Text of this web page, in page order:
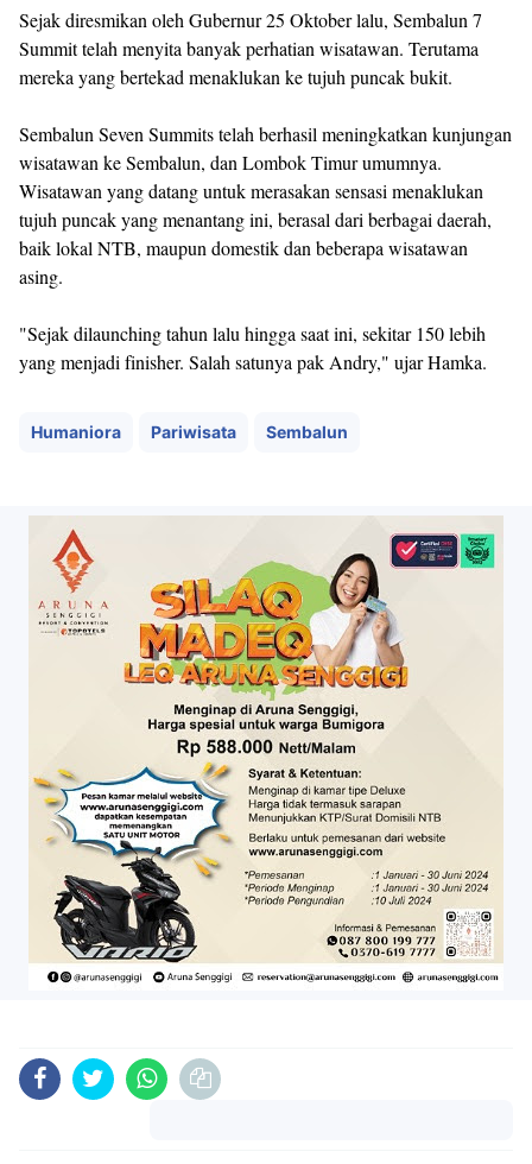
Sejak diresmikan oleh Gubernur 25 Oktober lalu, Sembalun 7
Summit telah menyita banyak perhatian wisatawan. Terutama
mereka yang bertekad menaklukan ke tujuh puncak bukit.
Sembalun Seven Summits telah berhasil meningkatkan kunjungan
wisatawan ke Sembalun, dan Lombok Timur umumnya.
Wisatawan yang datang untuk merasakan sensasi menaklukan
tujuh puncak yang menantang ini, berasal dari berbagai daerah,
baik lokal NTB, maupun domestik dan beberapa wisatawan
asing.
"Sejak dilaunching tahun lalu hingga saat ini, sekitar 150 lebih
yang menjadi finisher. Salah satunya pak Andry," ujar Hamka.
Humaniora Pariwisata Sembalun